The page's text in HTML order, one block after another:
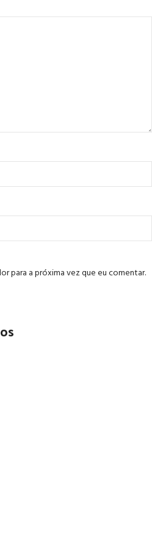
para a próxima vez que eu comentar.